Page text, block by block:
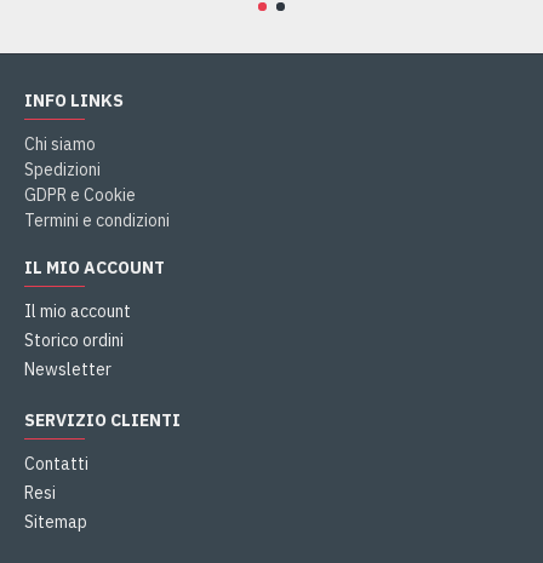
INFO LINKS
Chi siamo
Spedizioni
GDPR e Cookie
Termini e condizioni
IL MIO ACCOUNT
Il mio account
Storico ordini
Newsletter
SERVIZIO CLIENTI
Contatti
Resi
Sitemap